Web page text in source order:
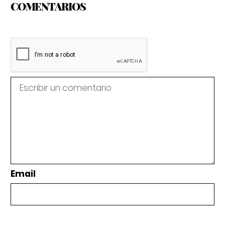
COMENTARIOS
Email